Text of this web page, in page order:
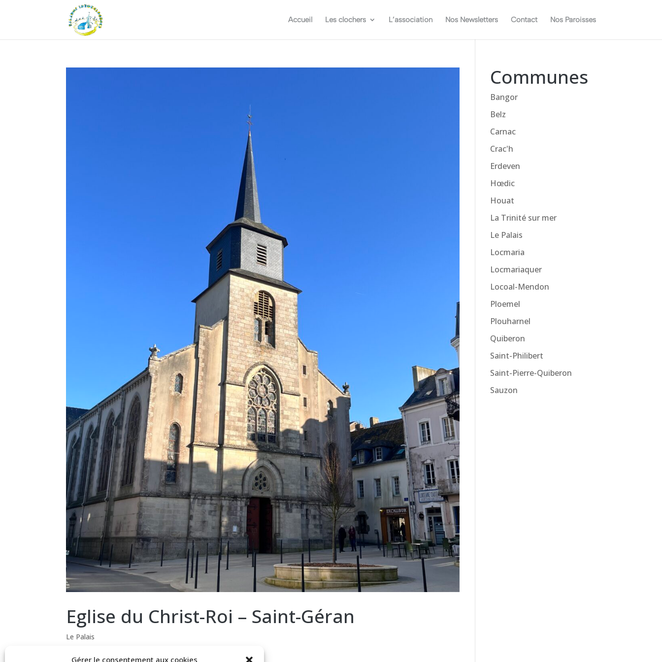
Gérer le consentement aux cookies
Accueil Les clochers L’association Nos Newsletters Contact Nos Paroisses
Eglise du Christ-Roi – Saint-Géran
Le Palais
Communes
Bangor
Belz
Carnac
Crac'h
Erdeven
Hœdic
Houat
La Trinité sur mer
Le Palais
Locmaria
Locmariaquer
Locoal-Mendon
Ploemel
Plouharnel
Quiberon
Saint-Philibert
Saint-Pierre-Quiberon
Sauzon